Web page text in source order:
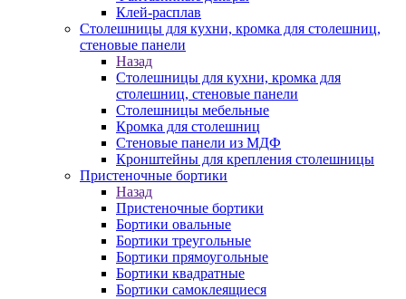
Клей-расплав
Столешницы для кухни, кромка для столешниц,
стеновые панели
Назад
Столешницы для кухни, кромка для
столешниц, стеновые панели
Столешницы мебельные
Кромка для столешниц
Стеновые панели из МДФ
Кронштейны для крепления столешницы
Пристеночные бортики
Назад
Пристеночные бортики
Бортики овальные
Бортики треугольные
Бортики прямоугольные
Бортики квадратные
Бортики самоклеящиеся